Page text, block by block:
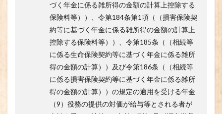
づく年金に係る雑所得の金額の計算上控除する
保険料等））、令第184条第1項（（損害保険契
約等に基づく年金に係る雑所得の金額の計算上
控除する保険料等））、令第185条（（相続等
に係る生命保険契約等に基づく年金に係る雑所
得の金額の計算））及び令第186条（（相続等
に係る損害保険契約等に基づく年金に係る雑所
得の金額の計算））の規定の適用を受ける年金
（9）役務の提供の対価が給与等とされる者が